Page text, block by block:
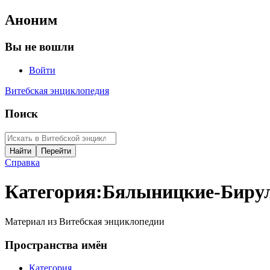
Аноним
Вы не вошли
Войти
Витебская энциклопедия
Поиск
Справка
Категория:Бялыницкие-
Материал из Витебская энциклопедии
Пространства имён